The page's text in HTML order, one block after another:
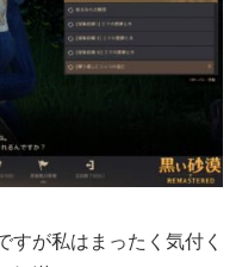
すが私はまったく気付く